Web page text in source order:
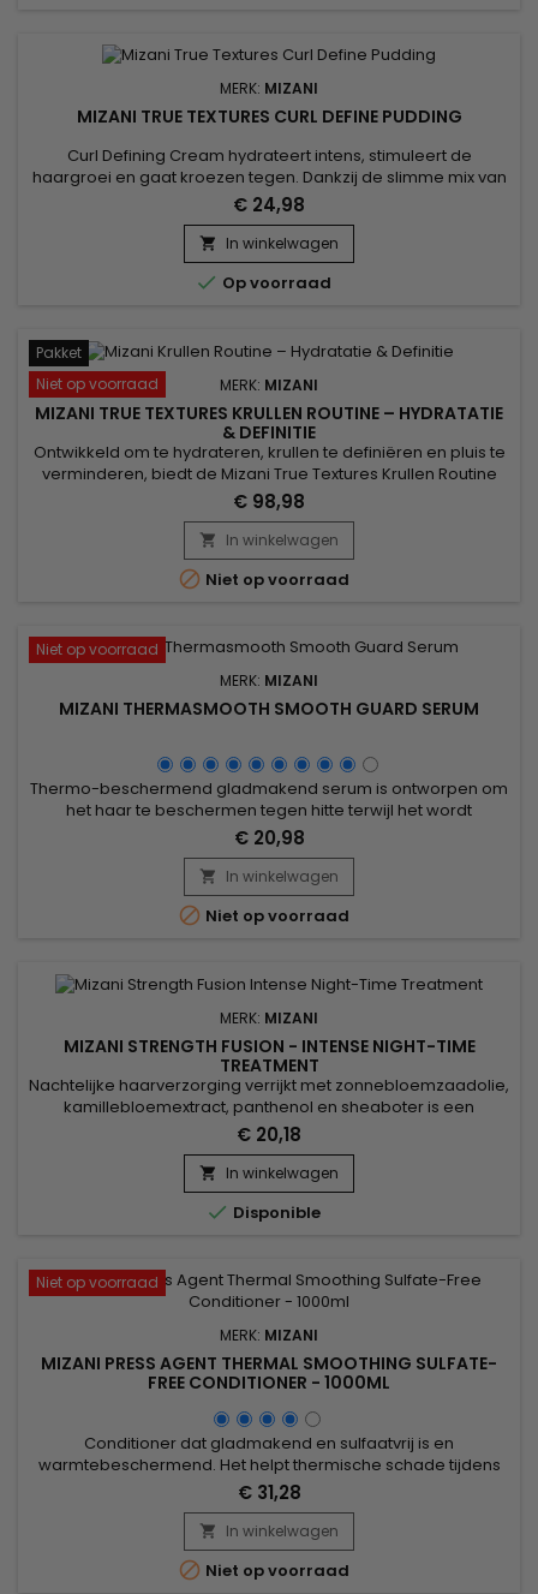
MERK: MIZANI
MIZANI TRUE TEXTURES CURL DEFINE PUDDING
Curl Defining Cream hydrateert intens, stimuleert de
haargroei en gaat kroezen tegen. Dankzij de slimme mix van
olijfolie, marula-olie en kokosolie, zorgt Mizani True Textures
Curl Define Pudding voor beheersbaarheid, herstelt het
gespleten haarpunten, bevordert het de gezondheid van de
hoofdhuid en geeft het het haar glans en glans. Met een
lichte hold...
€ 24,98
 In winkelwagen
 Op voorraad
Pakket
Niet op voorraad
MERK: MIZANI
MIZANI TRUE TEXTURES KRULLEN ROUTINE – HYDRATATIE
& DEFINITIE
Ontwikkeld om te hydrateren, krullen te definiëren en pluis te
verminderen, biedt de Mizani True Textures Krullen Routine
een complete professionele verzorging voor krullend en
kroeshaar. Deze routine combineert reiniging, verzorging en
styling om de vochtbalans te herstellen, de natuurlijke krul te
versterken en het haar beter handelbaar te maken....
€ 98,98
 In winkelwagen
 Niet op voorraad
Niet op voorraad
MERK: MIZANI
MIZANI THERMASMOOTH SMOOTH GUARD SERUM
Thermo-beschermend gladmakend serum is ontworpen om
het haar te beschermen tegen hitte terwijl het wordt
gladgestreken. Kokosolie voedt diep, versterkt de haarvezel
en vermindert pluis, waardoor een zijdezachte en glanzende
afwerking ontstaat. Perfect voor gebruik vóór warmtestyling,
vormt Mizani Thermasmooth Smooth Guard Serum een
beschermende barrière...
€ 20,98
 In winkelwagen
 Niet op voorraad
MERK: MIZANI
MIZANI STRENGTH FUSION - INTENSE NIGHT-TIME
TREATMENT
Nachtelijke haarverzorging verrijkt met zonnebloemzaadolie,
kamillebloemextract, panthenol en sheaboter is een
revitaliserend elixer voor het haar. Zonnebloemolie voedt
diep, terwijl kamille de hoofdhuid kalmeert. Panthenol
versterkt en hydrateert het haar, waardoor breuk en
gespleten punten worden verminderd. Shea butter biedt rijke
hydratatie,...
€ 20,18
 In winkelwagen
 Disponible
Niet op voorraad
MERK: MIZANI
MIZANI PRESS AGENT THERMAL SMOOTHING SULFATE-
FREE CONDITIONER - 1000ML
Conditioner dat gladmakend en sulfaatvrij is en
warmtebeschermend. Het helpt thermische schade tijdens
het stylen te voorkomen, terwijl het werkt om het haar glad te
maken en pluizen te verminderen. Cannabis Sativa-olie biedt
intense hydratatie zonder te verzwaren, terwijl
pepermuntolie de hoofdhuid verfrist en revitaliseert. Geschikt
voor alle...
€ 31,28
 In winkelwagen
 Niet op voorraad